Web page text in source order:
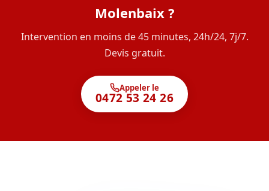
Molenbaix ?
Intervention en moins de 45 minutes, 24h/24, 7j/7.
Devis gratuit.
Appeler le
0472 53 24 26